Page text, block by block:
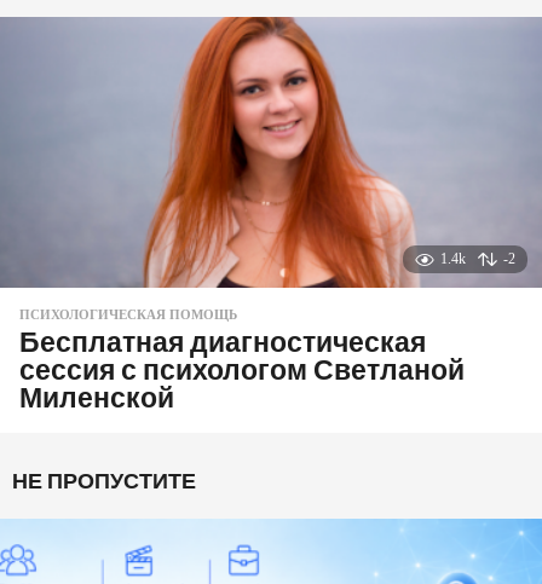
1.4k -2
ПСИХОЛОГИЧЕСКАЯ ПОМОЩЬ
Бесплатная диагностическая
сессия с психологом Светланой
Миленской
НЕ ПРОПУСТИТЕ